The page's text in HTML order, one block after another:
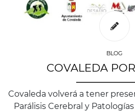
BLOG
COVALEDA
Covaleda volverá a tener
Parálisis Cerebral y